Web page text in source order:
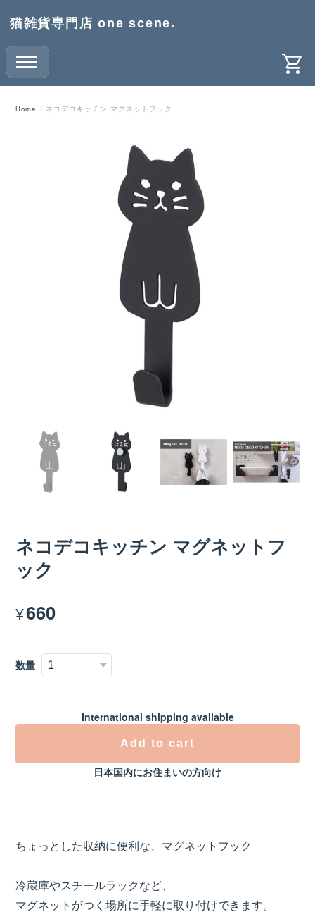
猫雑貨専門店 one scene.
Home ネコデコキッチン マグネットフック
ネコデコキッチン マグネットフ
ック
¥660
数量
International shipping available
Add to cart
日本国内にお住まいの方向け
ちょっとした収納に便利な、マグネットフック
冷蔵庫やスチールラックなど、
マグネットがつく場所に手軽に取り付けできます。